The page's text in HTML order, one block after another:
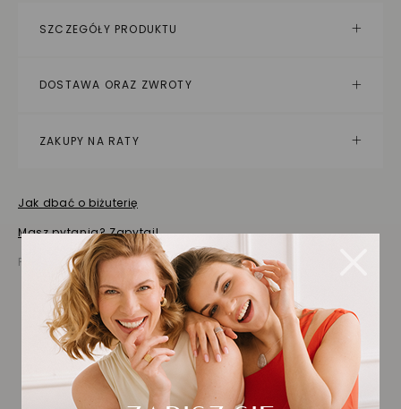
SZCZEGÓŁY PRODUKTU
DOSTAWA ORAZ ZWROTY
ZAKUPY NA RATY
Jak dbać o biżuterię
Masz pytania? Zapytaj!
Prezentowana cena jest ceną brutto